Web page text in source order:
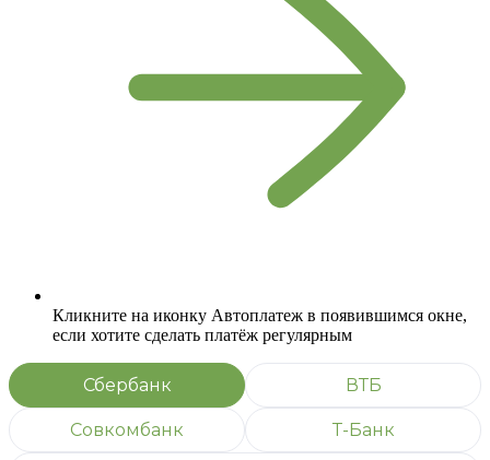
Кликните на иконку Автоплатеж в появившимся окне,
если хотите сделать платёж регулярным
Сбербанк ВТБ
Совкомбанк Т-Банк